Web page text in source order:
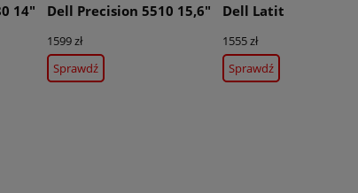
14" Dell Precision 5510 15,6"
1599 zł
Sprawdź
Dell Latitude 5300
1555 zł
Sprawdź